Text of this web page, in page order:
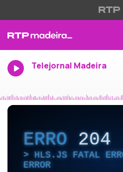
Telejornal Madeira
ERRO204
HLS.JS FATAL
ERROR